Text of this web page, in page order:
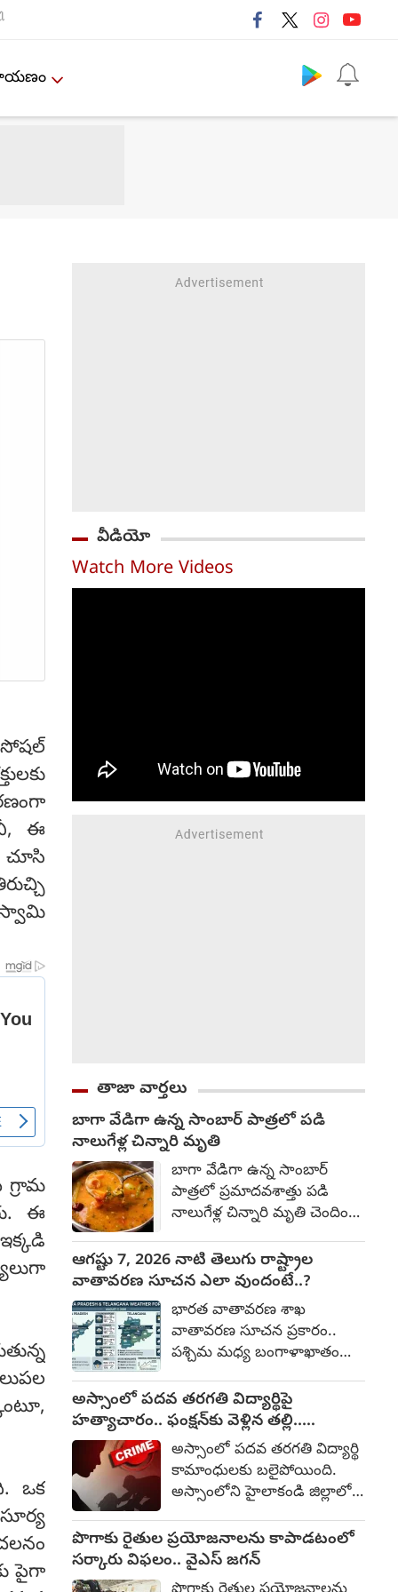
ఈ
గ్రామ
ఈ
ఒక
పైగా
వీడియో
Watch More Videos
తాజా వార్తలు
బాగా వేడిగా ఉన్న సాంబార్ పాత్రలో పడి
నాలుగేళ్ల చిన్నారి మృతి
బాగా వేడిగా ఉన్న సాంబార్
పాత్రలో ప్రమాదవశాత్తు పడి
నాలుగేళ్ల చిన్నారి మృతి చెందింది.
మండలం కొత్తపేట గ్రామంలో ఈ
దుర్ఘటన చోటుచేసుకుంది.
మరణించిన మీన, వ్యవసాయ
కూలీలుగా జీవనం సాగిస్తున్న
ఉపేంద్ర, లలిత దంపతుల
కుమార్తె. సమాచారం ప్రకారం, ఆ
కుటుంబం తమ పొలంలో ఇటీవల
బోర్‌వెల్ వేయించింది. అక్కడ
పనిచేసే కూలీల కోసం ఇంట్లోనే
భోజనం సిద్ధం చేశారు.
ఆగష్టు 7, 2026 నాటి తెలుగు రాష్ట్రాల
వాతావరణ సూచన ఎలా వుందంటే..?
భారత వాతావరణ శాఖ
వాతావరణ సూచన ప్రకారం..
పశ్చిమ మధ్య బంగాళాఖాతంలో
కారణంగా ఇరు రాష్ట్రాల్లో
వర్షాలకు అవకాశం వుంది.
తెలంగాణ : రాష్ట్రవ్యాప్తంగా
ఆకాశం ఎక్కువగా మేఘావృతమై
ఉంటుంది. తేలికపాటి నుండి
మోస్తరు వర్షం, ఉరుములతో
కూడిన జల్లులు కురుస్తాయి. గాలి:
అన్ని జిల్లాల్లోని అక్కడక్కడ
గంటకు 30-40 కి.మీ వేగంతో
అస్సాంలో పదవ తరగతి విద్యార్థిపై
హత్యాచారం.. ఫంక్షన్‌కు వెళ్లిన తల్లి..
మంచంపై విగతజీవిగా..?అస్సాంలో పదవ తరగతి విద్యార్థి
కామాంధులకు బలైపోయింది.
అస్సాంలోని హైలాకండి జిల్లాలో
ఏళ్ల బాలికపై సామూహిక
అత్యాచారం, హత్యకు
సంబంధించి ఒక మైనర్‌తో సహా
పొగాకు రైతుల ప్రయోజనాలను కాపాడటంలో
సర్కారు విఫలం.. వైఎస్ జగన్